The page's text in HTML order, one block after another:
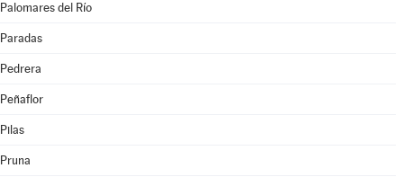
Palomares del Río
Paradas
Pedrera
Peñaflor
Pilas
Pruna